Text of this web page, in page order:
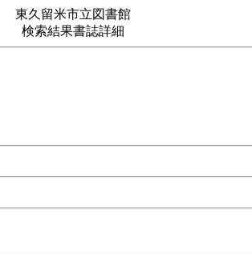
東久留米市立図書館
検索結果書誌詳細